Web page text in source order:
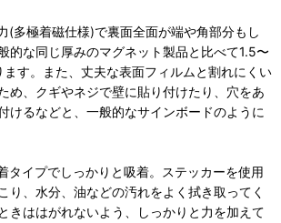
(多極着磁仕様)で裏面全面が端や角部分もし
的な同じ厚みのマグネット製品と比べて1.5〜
す。また、丈夫な表面フィルムと割れにくい
め、クギやネジで壁に貼り付けたり、穴をあ
けるなどと、一般的なサインボードのように
タイプでしっかりと吸着。ステッカーを使用
り、水分、油などの汚れをよく拭き取ってく
きははがれないよう、しっかりと力を加えて